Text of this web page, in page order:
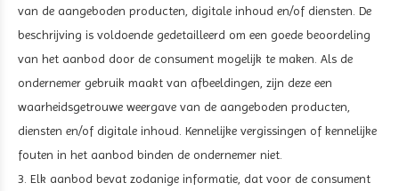
van de aangeboden producten, digitale inhoud en/of diensten. De
beschrijving is voldoende gedetailleerd om een goede beoordeling
van het aanbod door de consument mogelijk te maken. Als de
ondernemer gebruik maakt van afbeeldingen, zijn deze een
waarheidsgetrouwe weergave van de aangeboden producten,
diensten en/of digitale inhoud. Kennelijke vergissingen of kennelijke
fouten in het aanbod binden de ondernemer niet.
3. Elk aanbod bevat zodanige informatie, dat voor de consument